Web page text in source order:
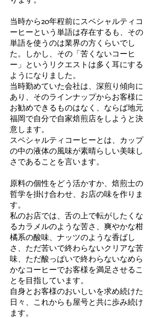
当時から20年程前にスペシャルティコ
ーヒーという単語は存在するも、その
単語を使うのは業界の方くらいでし
た。しかし、その「苦くないコーヒ
ー」というリクエストは多く耳にする
ようになりました。
当時勤めていた会社は、深煎り傾向に
あり、そのラインナップからお客様に
お勧めできるものはなく、ならば地元
福岡で自分で自家焙煎店をしようと決
意します。
スペシャルティコーヒーとは、カップ
の中の液体の風味が素晴らしい美味し
さであることを言います。
原料の個性をどう活かすか、焙煎士の
哲学を掛け合わせ、お店の味を作りま
す。
私のお店では、舌の上で転がしたくな
るカラメルのような苦さ、爽やかな柑
橘系の酸味、ナッツのような香ばし
さ、ただ苦いで終わらないクリアな苦
味、ただ酸っぱいで終わらないなめら
かなコーヒーでお客様を満足させるこ
とを目指しています。
自身とお客様のおいしいを求め続けた
日々、これからも屋号と共に歩み続け
ます。